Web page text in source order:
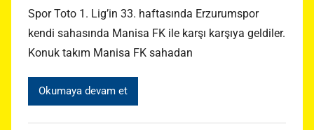
Spor Toto 1. Lig’in 33. haftasında Erzurumspor
kendi sahasında Manisa FK ile karşı karşıya geldiler.
Konuk takım Manisa FK sahadan
Okumaya devam et